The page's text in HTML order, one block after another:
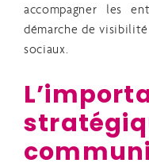
accompagner les
démarche de visibilité
sociaux.